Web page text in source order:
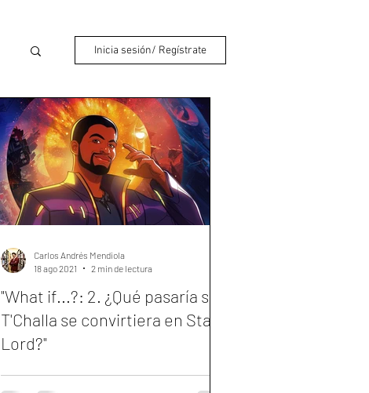
Inicia sesión/ Regístrate
"What if...?: 2. ¿Qué pasaría si...
T'Challa se convirtiera en Star-
Lord?"
Carlos Andrés Mendiola
18 ago 2021
2 min de lectura